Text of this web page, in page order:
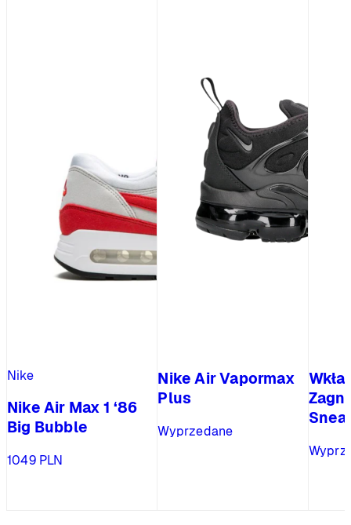
Nike
Nike Air Max 1 ‘86
Big Bubble
1049 PLN
Nike Air Vapormax
Plus
Wyprzedane